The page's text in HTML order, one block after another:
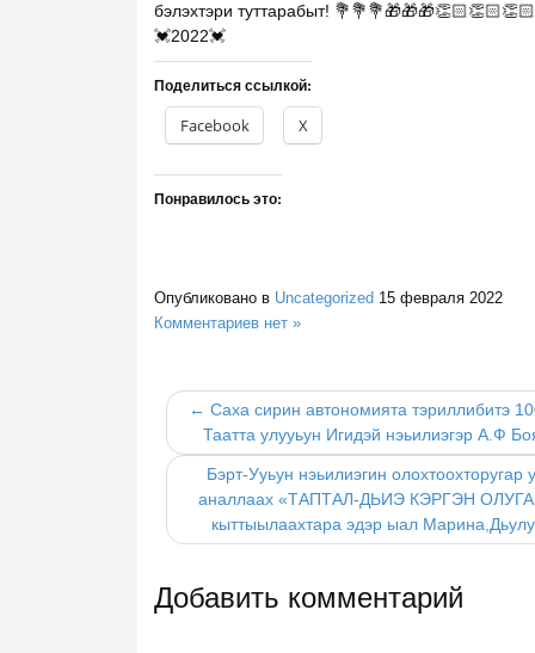
бэлэхтэри туттарабыт! 💐💐💐🎁🎁🎁👏🏻👏🏻👏🏻
💓2022💓
Поделиться ссылкой:
Facebook
X
Понравилось это:
Опубликовано в Uncategorized 15 февраля 2022
Комментариев нет »
← Саха сирин автономията тэриллибитэ
Таатта улууьун Игидэй нэьилиэгэр А.Ф
Бэрт-Ууьун нэьилиэгин
аналлаах «ТАПТАЛ-ДЬИЭ КЭРГЭН ОЛУГА»
кыттыылаахтара эдэр ыал
Добавить комментарий